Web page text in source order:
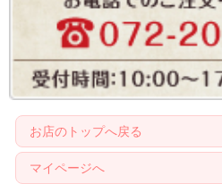
お店のトップへ戻る
マイページへ